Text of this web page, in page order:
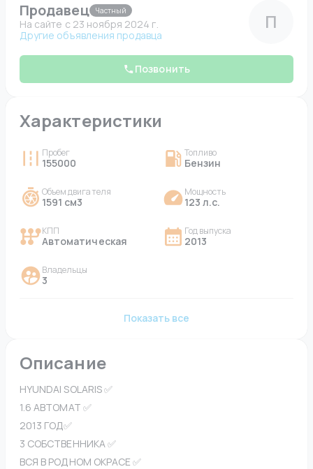
Продавец Частный
На сайте c 23 ноября 2024 г.
Другие объявления продавца
П
Позвонить
Характеристики
Пробег
155000
Топливо
Бензин
Объем двигателя
1591 см3
Мощность
123 л.с.
КПП
Автоматическая
Год выпуска
2013
Владельцы
3
Показать все
Описание
HYUNDAI SOLARIS ✅
1.6 АВТОМАТ ✅
2013 ГОД✅
3 СОБСТВЕННИКА ✅
ВСЯ В РОДНОМ ОКРАСЕ ✅